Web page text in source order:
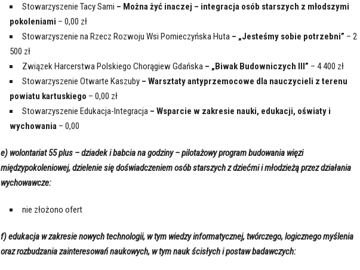
Stowarzyszenie Tacy Sami – Można żyć inaczej – integracja osób starszych z młodszymi
pokoleniami – 0,00 zł
Stowarzyszenie na Rzecz Rozwoju Wsi Pomieczyńska Huta – „Jesteśmy sobie potrzebni” – 2
500 zł
Związek Harcerstwa Polskiego Chorągiew Gdańska – „Biwak Budowniczych III” – 4 400 zł
Stowarzyszenie Otwarte Kaszuby – Warsztaty antyprzemocowe dla nauczycieli z terenu
powiatu kartuskiego – 0,00 zł
Stowarzyszenie Edukacja-Integracja – Wsparcie w zakresie nauki, edukacji, oświaty i
wychowania – 0,00
e) wolontariat 55 plus – dziadek i babcia na godziny – pilotażowy program budowania więzi
międzypokoleniowej, dzielenie się doświadczeniem osób starszych z dziećmi i młodzieżą przez działania
wychowawcze:
nie złożono ofert
f) edukacja w zakresie nowych technologii, w tym wiedzy informatycznej, twórczego, logicznego myślenia
oraz rozbudzania zainteresowań naukowych, w tym nauk ścisłych i postaw badawczych: